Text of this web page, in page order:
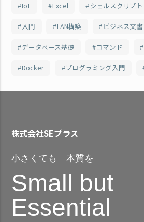
IoT Excel シェルスクリプト
入門 LAN構築 ビジネス文書
データベース基礎 コマンド
Docker プログラミング入門
株式会社SEプラス
小さくても 本質を
Small but
Essential